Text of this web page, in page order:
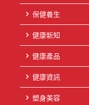
保健養生
健康新知
健康產品
健康資訊
塑身美容